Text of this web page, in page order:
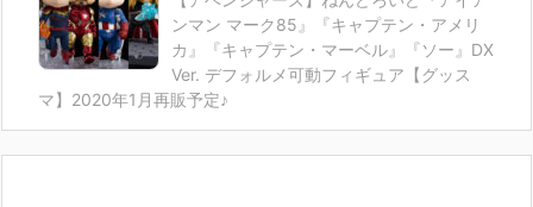
ンマン マーク85』『キャプテン・アメリ
カ』『キャプテン・マーベル』『ソー』DX
Ver. デフォルメ可動フィギュア【グッス
マ】2020年1月再販予定♪